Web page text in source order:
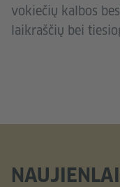
vokiečių kalbos
laikraščių bei